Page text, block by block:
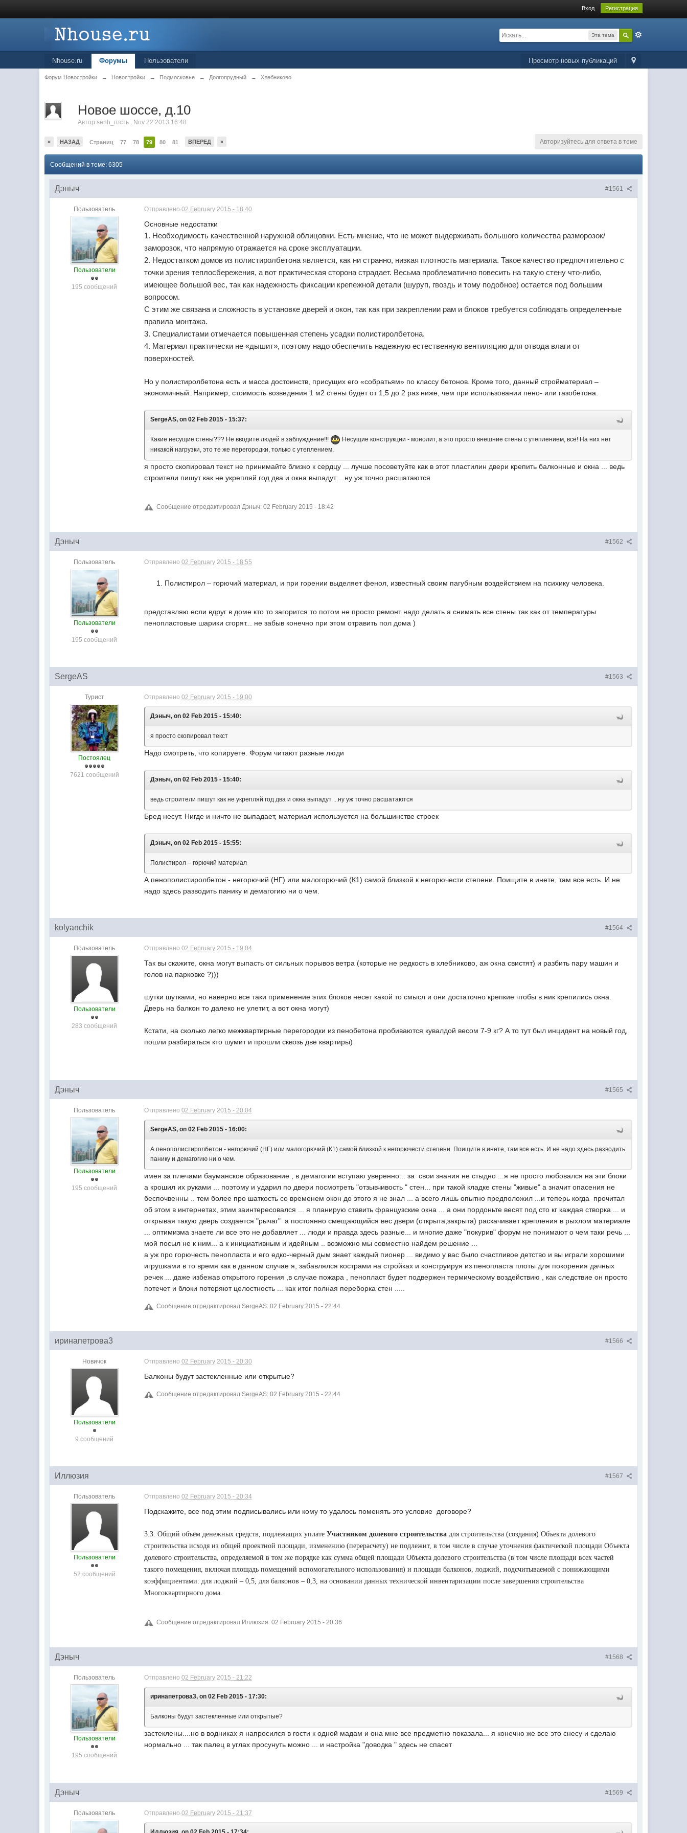
Вход Регистрация
Эта тема
Просмотр новых публикаций
Nhouse.ru Форумы Пользователи
Форум Новостройки → Новостройки → Подмосковье → Долгопрудный → Хлебниково
.
Новое шоссе, д.10
Авторsenh_гость , Nov 22 2013 16:48
« НАЗАД Страниц 77 78 79 80 81 ВПЕРЕД » Авторизуйтесь для ответа в теме
Сообщений в теме: 6305
#1561
Дэныч
Пользователь
Пользователи
195 сообщений
Отправлено02 February 2015 - 18:40
Основные недостатки
1. Необходимость качественной наружной облицовки. Есть мнение, что не может выдерживать большого количества разморозок/
заморозок, что напрямую отражается на сроке эксплуатации.
2. Недостатком домов из полистиролбетона является, как ни странно, низкая плотность материала. Такое качество предпочтительно с
точки зрения теплосбережения, а вот практическая сторона страдает. Весьма проблематично повесить на такую стену что-либо,
имеющее большой вес, так как надежность фиксации крепежной детали (шуруп, гвоздь и тому подобное) остается под большим
вопросом.
С этим же связана и сложность в установке дверей и окон, так как при закреплении рам и блоков требуется соблюдать определенные
правила монтажа.
3. Специалистами отмечается повышенная степень усадки полистиролбетона.
4. Материал практически не «дышит», поэтому надо обеспечить надежную естественную вентиляцию для отвода влаги от
поверхностей.
Но у полистиролбетона есть и масса достоинств, присущих его «собратьям» по классу бетонов. Кроме того, данный стройматериал –
экономичный. Например, стоимость возведения 1 м2стены будет от 1,5 до 2 раз ниже, чем при использовании пено- или газобетона.
SergeAS, on 02 Feb 2015 - 15:37:
Какие несущие стены??? Не вводите людей в заблуждение!!!
Несущие конструкции - монолит, а это просто внешние стены с утеплением, всё! На них нет
никакой нагрузки, это те же перегородки, только с утеплением.
я просто скопировал текст не принимайте близко к сердцу ... лучше посоветуйте как в этот пластилин двери крепить балконные и окна ... ведь
строители пишут как не укрепляй год два и окна выпадут ...ну уж точно расшатаются
Сообщение отредактировал Дэныч: 02 February 2015 - 18:42
#1562
Дэныч
Пользователь
Пользователи
195 сообщений
Отправлено02 February 2015 - 18:55
Полистирол – горючий материал, и при горении выделяет фенол, известный своим пагубным воздействием на психику человека.
представляю если вдруг в доме кто то загорится то потом не просто ремонт надо делать а снимать все стены так как от температуры
пенопластовые шарики сгорят... не забыв конечно при этом отравить пол дома )
#1563
SergeAS
Турист
Постоялец
7621 сообщений
Отправлено02 February 2015 - 19:00
Дэныч, on 02 Feb 2015 - 15:40:
я просто скопировал текст
Надо смотреть, что копируете. Форум читают разные люди
Дэныч, on 02 Feb 2015 - 15:40:
ведь строители пишут как не укрепляй год два и окна выпадут ...ну уж точно расшатаются
Бред несут. Нигде и ничто не выпадает, материал используется на большинстве строек
Дэныч, on 02 Feb 2015 - 15:55:
Полистирол – горючий материал
А пенополистиролбетон - негорючий (НГ) или малогорючий (К1) самой близкой к негорючести степени. Поищите в инете, там все есть. И не
надо здесь разводить панику и демагогию ни о чем.
#1564
kolyanchik
Пользователь
Пользователи
283 сообщений
Отправлено02 February 2015 - 19:04
Так вы скажите, окна могут выпасть от сильных порывов ветра (которые не редкость в хлебниково, аж окна свистят) и разбить пару машин и
голов на парковке ?)))
шутки шутками, но наверно все таки применение этих блоков несет какой то смысл и они достаточно крепкие чтобы в ник крепились окна.
Дверь на балкон то далеко не улетит, а вот окна могут)
Кстати, на сколько легко межквартирные перегородки из пенобетона пробиваются кувалдой весом 7-9 кг? А то тут был инцидент на новый год,
пошли разбираться кто шумит и прошли сквозь две квартиры)
#1565
Дэныч
Пользователь
Пользователи
195 сообщений
Отправлено02 February 2015 - 20:04
SergeAS, on 02 Feb 2015 - 16:00:
А пенополистиролбетон - негорючий (НГ) или малогорючий (К1) самой близкой к негорючести степени. Поищите в инете, там все есть. И не надо здесь разводить
панику и демагогию ни о чем.
имея за плечами бауманское образование , в демагогии вступаю уверенно... за свои знания не стыдно ...я не просто любовался на эти блоки
а крошил их руками ... поэтому и ударил по двери посмотреть "отзывчивость " стен... при такой кладке стены "живые" а значит опасения не
беспочвенны .. тем более про шаткость со временем окон до этого я не знал ... а всего лишь опытно предположил ...и теперь когда прочитал
об этом в интернетах, этим заинтересовался ... я планирую ставить французские окна ... а они пордоньте весят под сто кг каждая створка ... и
открывая такую дверь создается "рычаг" а постоянно смещающийся вес двери (открыта,закрыта) раскачивает крепления в рыхлом материале
... оптимизма знаете ли все это не добавляет ... люди и правда здесь разные... и многие даже "покурив" форум не понимают о чем таки речь ...
мой посыл не к ним... а к инициативным и идейным .. возможно мы совместно найдем решение ...
а уж про горючесть пенопласта и его едко-черный дым знает каждый пионер ... видимо у вас было счастливое детство и вы играли хорошими
игрушками в то время как в данном случае я, забавлялся кострами на стройках и конструируя из пенопласта плоты для покорения дачных
речек ... даже избежав открытого горения ,в случае пожара , пенопласт будет подвержен термическому воздействию , как следствие он просто
потечет и блоки потеряют целостность ... как итог полная переборка стен .....
Сообщение отредактировал SergeAS: 02 February 2015 - 22:44
#1566
иринапетрова3
Новичок
Пользователи
9 сообщений
Отправлено02 February 2015 - 20:30
Балконы будут застекленные или открытые?
Сообщение отредактировал SergeAS: 02 February 2015 - 22:44
#1567
Иллюзия
Пользователь
Пользователи
52 сообщений
Отправлено02 February 2015 - 20:34
Подскажите, все под этим подписывались или кому то удалось поменять это условие договоре?
3.3. Общий объем денежных средств, подлежащих уплатеУчастником долевого строительства для строительства (создания) Объекта долевого
строительства исходя из общей проектной площади, изменению (перерасчету) не подлежит, в том числе в случае уточнения фактической площади Объекта
долевого строительства, определяемой в том же порядке как сумма общей площади Объекта долевого строительства (в том числе площади всех частей
такого помещения, включая площадь помещений вспомогательного использования) и площади балконов, лоджий, подсчитываемой с понижающими
коэффициентами: для лоджий – 0,5, для балконов – 0,3, на основании данных технической инвентаризации после завершения строительства
Многоквартирного дома.
Сообщение отредактировал Иллюзия: 02 February 2015 - 20:36
#1568
Дэныч
Пользователь
Пользователи
195 сообщений
Отправлено02 February 2015 - 21:22
иринапетрова3, on 02 Feb 2015 - 17:30:
Балконы будут застекленные или открытые?
застеклены....но в водниках я напросился в гости к одной мадам и она мне все предметно показала... я конечно же все это снесу и сделаю
нормально ... так палец в углах просунуть можно ... и настройка "доводка " здесь не спасет
#1569
Дэныч
Пользователь Отправлено02 February 2015 - 21:37